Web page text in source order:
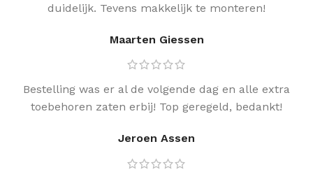
duidelijk. Tevens makkelijk te monteren!
Maarten Giessen
Bestelling was er al de volgende dag en alle extra
toebehoren zaten erbij! Top geregeld, bedankt!
Jeroen Assen